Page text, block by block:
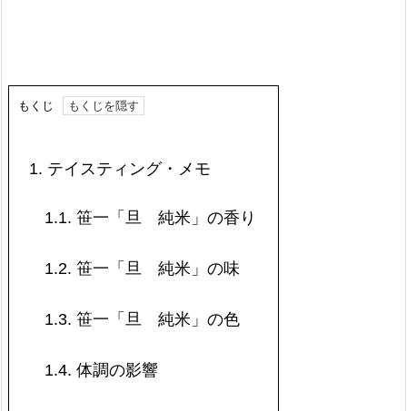
もくじ
1. テイスティング・メモ
1.1. 笹一「旦 純米」の香り
1.2. 笹一「旦 純米」の味
1.3. 笹一「旦 純米」の色
1.4. 体調の影響